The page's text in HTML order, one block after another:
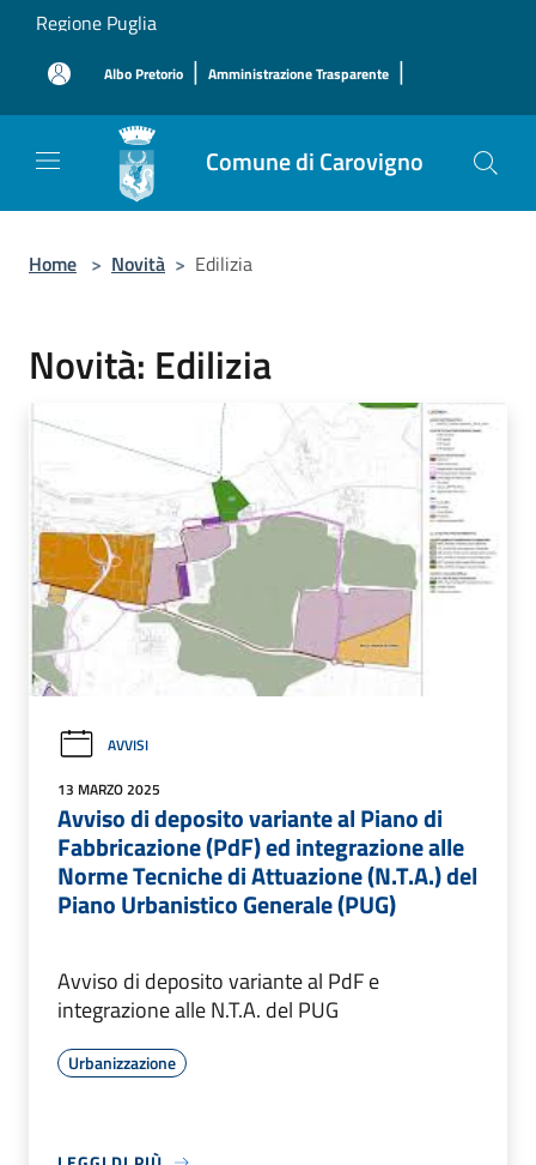
Salta al contenuto principale
Regione Puglia
Albo Pretorio | Amministrazione Trasparente |
Comune di Carovigno
Home > Novità > Edilizia
Novità: Edilizia
AVVISI
13 MARZO 2025
Avviso di deposito variante al Piano di
Fabbricazione (PdF) ed integrazione alle
Norme Tecniche di Attuazione (N.T.A.) del
Piano Urbanistico Generale (PUG)
Avviso di deposito variante al PdF e
integrazione alle N.T.A. del PUG
Urbanizzazione